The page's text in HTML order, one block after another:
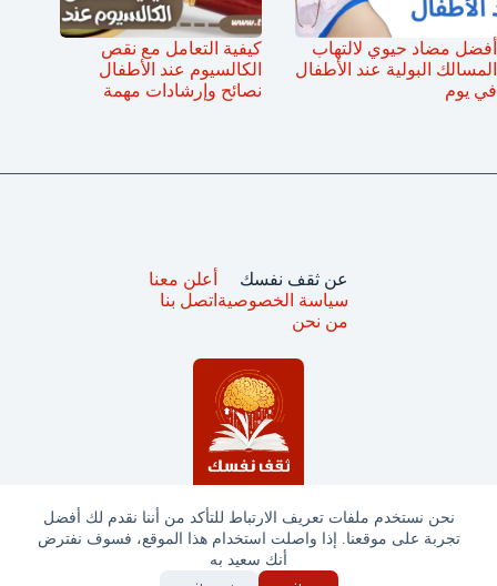
نحن نستخدم ملفات تعريف الارتباط للتأكد من أننا نقدم لك أفضل
تجربة على موقعنا. إذا واصلت استخدام هذا الموقع، فسوف نفترض
أنك سعيد به
أفضل مضاد حيوي لالتهاب
المسالك البولية عند الأطفال
في يوم
كيفية التعامل مع نقص
الكالسيوم عند الأطفال
نصائح وإرشادات مهمة
جميع الحقوق محفوظة © ثقف نفسك 2025
عن ثقف نفسك
سياسة الخصوصية
من نحن
أعلن معنا
اتصل بنا